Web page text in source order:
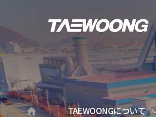
TAEWOONGについて